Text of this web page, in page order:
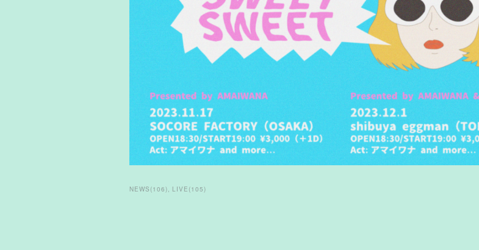
NEWS (106) LIVE (105)